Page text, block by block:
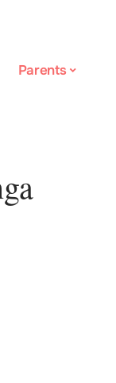
Parents